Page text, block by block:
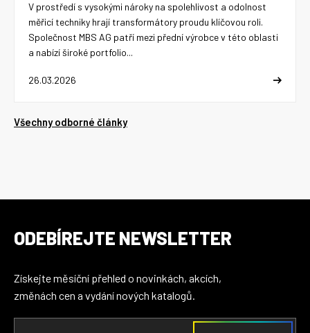
26.03.2026
V prostředí s vysokými nároky na spolehlivost a odolnost
měřicí techniky hrají transformátory proudu klíčovou roli.
Společnost MBS AG patří mezi přední výrobce v této oblasti
a nabízí široké portfolio...
Všechny odborné články
ODEBÍREJTE NEWSLETTER
Získejte měsíční přehled o novinkách, akcích,
změnách cen a vydání nových katalogů.